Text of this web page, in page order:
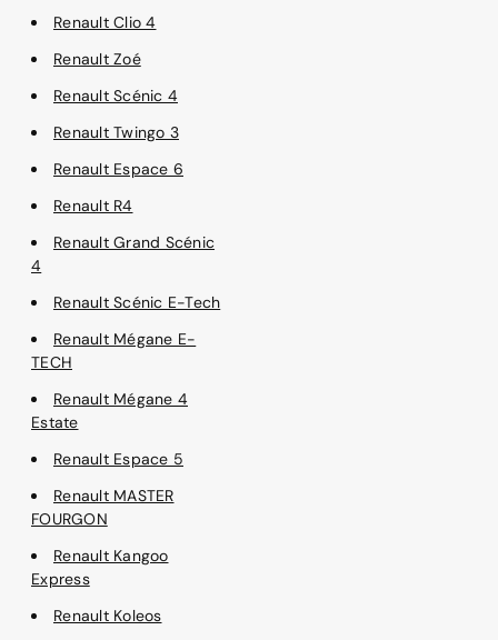
Renault Clio 4
Renault Zoé
Renault Scénic 4
Renault Twingo 3
Renault Espace 6
Renault R4
Renault Grand Scénic
4
Renault Scénic E-Tech
Renault Mégane E-
TECH
Renault Mégane 4
Estate
Renault Espace 5
Renault MASTER
FOURGON
Renault Kangoo
Express
Renault Koleos